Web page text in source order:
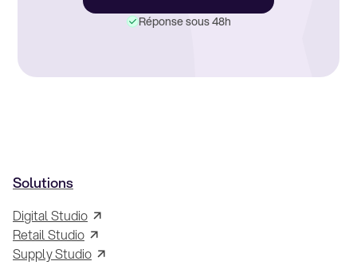
Réponse sous 48h
Solutions
Digital Studio
Retail Studio
Supply Studio